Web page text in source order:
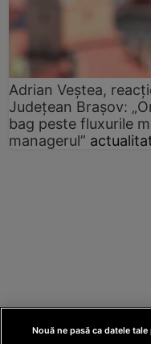
Adrian Veștea,
Județean Brașov:
bag peste fluxurile
managerul”
Nouă ne pasă ca datele